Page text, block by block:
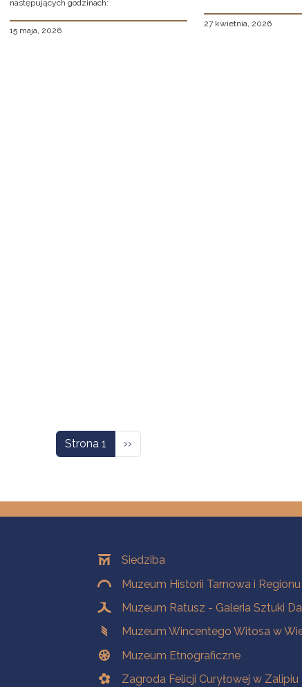
następujących godzinach:
15 maja, 2026
27 kwietnia, 2026
Strona 1 Następna strona
››
OddziałySiedziba
Muzeum Historii Tarnowa i Regionu
Muzeum Ratusz - Galeria Sztuki
Muzeum Wincentego Witosa w
Muzeum Etnograficzne
Zagroda Felicji Curyłowej w Zalipiu